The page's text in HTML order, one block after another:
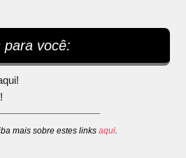
para você:
mais sobre estes links aqui.